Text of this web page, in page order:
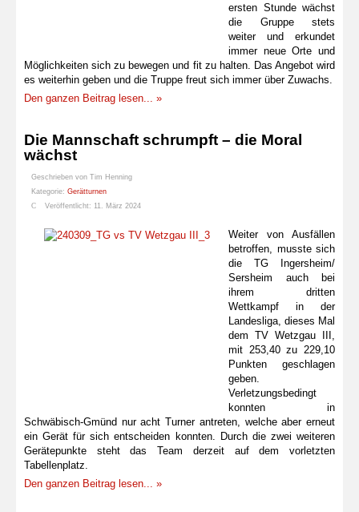
ersten Stunde wächst
die Gruppe stets
weiter und erkundet
immer neue Orte und
Möglichkeiten sich zu bewegen und fit zu halten. Das Angebot wird
es weiterhin geben und die Truppe freut sich immer über Zuwachs.
Den ganzen Beitrag lesen... »
Die Mannschaft schrumpft – die Moral
wächst
Geschrieben von Tim Henning
Kategorie: Gerätturnen
Veröffentlicht: 11. März 2024
Weiter von Ausfällen
betroffen, musste sich
die TG Ingersheim/
Sersheim auch bei
ihrem dritten
Wettkampf in der
Landesliga, dieses Mal
dem TV Wetzgau III,
mit 253,40 zu 229,10
Punkten geschlagen
geben.
Verletzungsbedingt
konnten in
Schwäbisch-Gmünd nur acht Turner antreten, welche aber erneut
ein Gerät für sich entscheiden konnten. Durch die zwei weiteren
Gerätepunkte steht das Team derzeit auf dem vorletzten
Tabellenplatz.
Den ganzen Beitrag lesen... »